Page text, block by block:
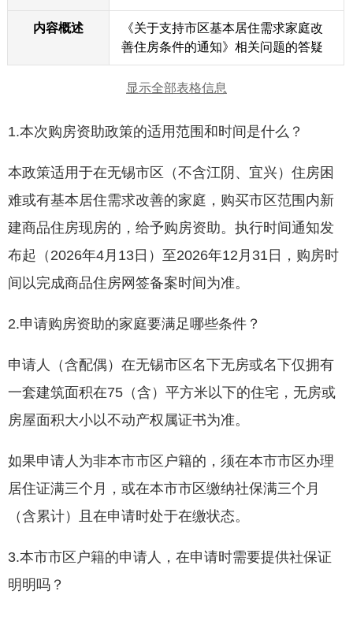
内容概述
《关于支持市区基本居住需求家庭改
善住房条件的通知》相关问题的答疑
显示全部表格信息
1.本次购房资助政策的适用范围和时间是什么？
本政策适用于在无锡市区（不含江阴、宜兴）住房困
难或有基本居住需求改善的家庭，购买市区范围内新
建商品住房现房的，给予购房资助。执行时间通知发
布起（2026年4月13日）至2026年12月31日，购房时
间以完成商品住房网签备案时间为准。
2.申请购房资助的家庭要满足哪些条件？
申请人（含配偶）在无锡市区名下无房或名下仅拥有
一套建筑面积在75（含）平方米以下的住宅，无房或
房屋面积大小以不动产权属证书为准。
如果申请人为非本市市区户籍的，须在本市市区办理
居住证满三个月，或在本市市区缴纳社保满三个月
（含累计）且在申请时处于在缴状态。
3.本市市区户籍的申请人，在申请时需要提供社保证
明明吗？